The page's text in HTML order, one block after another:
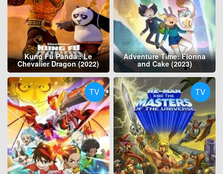
Kung Fu Panda : Le
Chevalier Dragon (2022)
Adventure Time: Fionna
and Cake (2023)
TV TV